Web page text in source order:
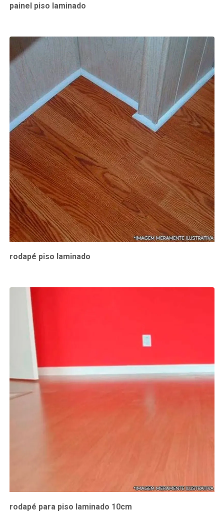
painel piso laminado
rodapé piso laminado
rodapé para piso laminado 10cm